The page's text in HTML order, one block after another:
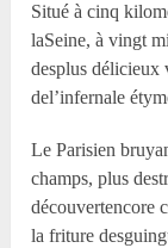
Situé à cinq
laSeine, à vingt
desplus délicieux
del’infernale
Le Parisien
champs, plus
découvertencore
la friture